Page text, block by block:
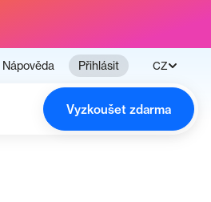
Nápověda Přihlásit CZ
Vyzkoušet zdarma